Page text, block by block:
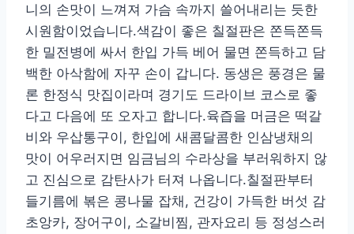
니의 손맛이 느껴져 가슴 속까지 쓸어내리는 듯한
시원함이었습니다.색감이 좋은 칠절판은 쫀득쫀득
한 밀전병에 싸서 한입 가득 베어 물면 쫀득하고 담
백한 아삭함에 자꾸 손이 갑니다. 동생은 풍경은 물
론 한정식 맛집이라며 경기도 드라이브 코스로 좋
다고 다음에 또 오자고 합니다.육즙을 머금은 떡갈
비와 우삽통구이, 한입에 새콤달콤한 인삼냉채의
맛이 어우러지면 임금님의 수라상을 부러워하지 않
고 진심으로 감탄사가 터져 나옵니다.칠절판부터
들기름에 볶은 콩나물 잡채, 건강이 가득한 버섯 감
초앙카, 장어구이, 소갈비찜, 관자요리 등 정성스러